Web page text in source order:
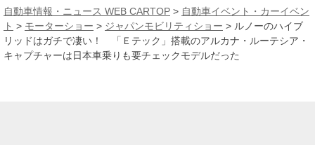
カ
イ
ブ
自動車情報・ニュース WEB CARTOP > 自動車イベント・カーイベン
ト > モーターショー > ジャパンモビリティショー > ルノーのハイブ
リッドはガチで凄い！ 「Ｅテック」搭載のアルカナ・ルーテシア・
キャプチャーは日本車乗りも要チェックモデルだった